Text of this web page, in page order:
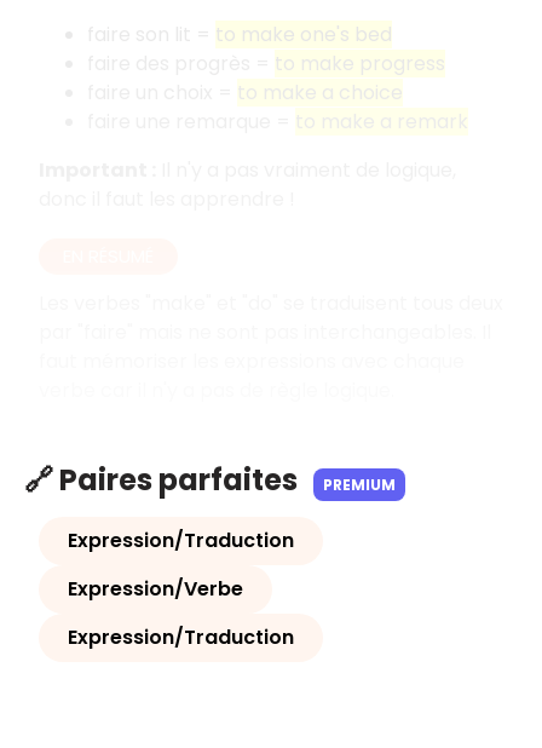
to make one's bed
to make progress
🔗 Paires parfaites PREMIUM
Expression/Traduction
Expression/Verbe
Expression/Traduction